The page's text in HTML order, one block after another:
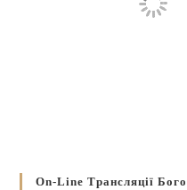
On-Line Трансляції